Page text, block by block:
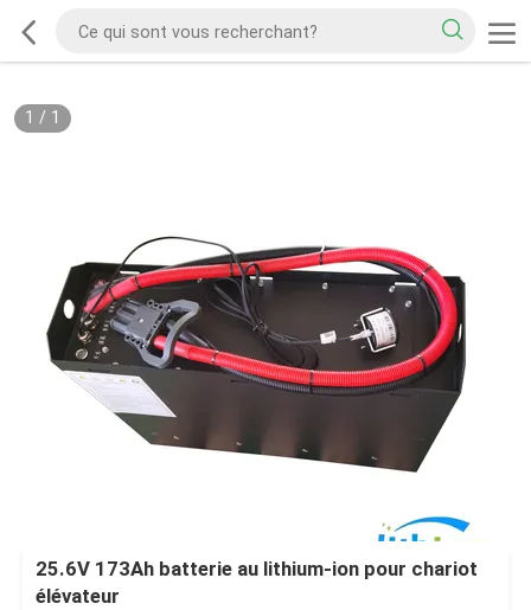
1 / 1
25.6V 173Ah batterie au lithium-ion pour chariot
élévateur